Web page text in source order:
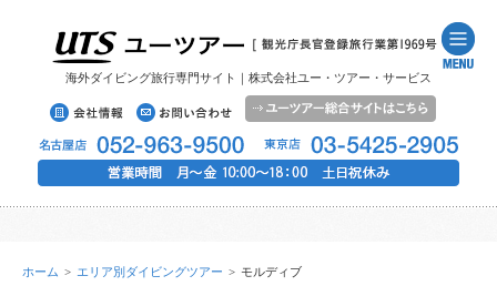
海外ダイビング旅行専門サイト｜株式会社ユー・ツアー・サービス
モルディブ
ホーム > エリア別ダイビングツアー >